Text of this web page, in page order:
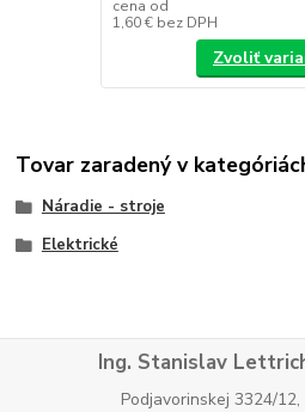
cena od
1,60 € bez DPH
Zvoliť
Tovar zaradený v
Náradie - stroje
Elektrické
Ing. Stanislav
Podjavorinskej 3324/